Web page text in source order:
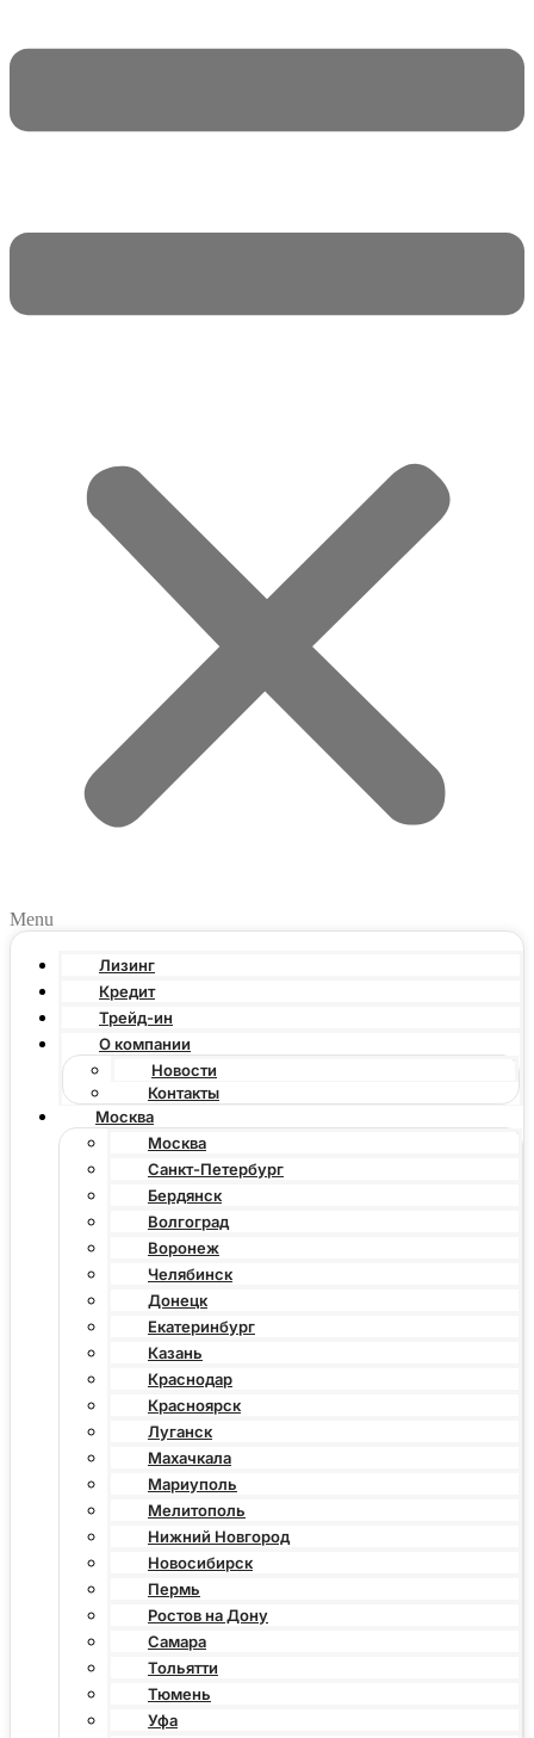
Menu
Лизинг
Кредит
Трейд-ин
О компании
Новости
Контакты
Москва
Москва
Санкт-Петербург
Бердянск
Волгоград
Воронеж
Челябинск
Донецк
Екатеринбург
Казань
Краснодар
Красноярск
Луганск
Махачкала
Мариуполь
Мелитополь
Нижний Новгород
Новосибирск
Пермь
Ростов на Дону
Самара
Тольятти
Тюмень
Уфа